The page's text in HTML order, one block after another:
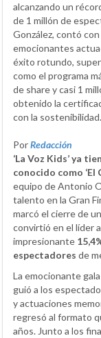
alcanzando un
de 1 millón de
González, contó
emocionantes
éxito rotundo,
como el programa
de share y casi 1
obtenido la
con la sostenibilidad.
PorRedacción
‘La Voz Kids’ ya
conocido como ‘El
equipo de Antonio
talento en la Gran
marcó el cierre de
convirtió en el líder
impresionante
espectadores de
La emocionante
guió a los
y actuaciones
regresó al formato
años. Junto a los